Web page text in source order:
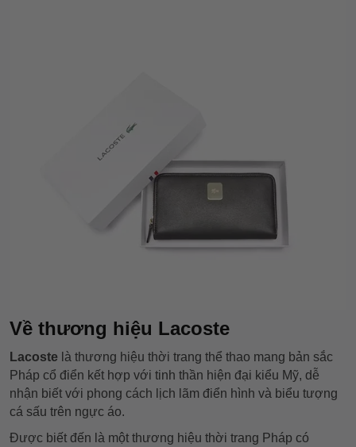
Về thương hiệu Lacoste
Lacoste là thương hiệu thời trang thể thao mang bản sắc
Pháp cổ điển kết hợp với tinh thần hiện đại kiểu Mỹ, dễ
nhận biết với phong cách lịch lãm điển hình và biểu tượng
cá sấu trên ngực áo.
Được biết đến là một thương hiệu thời trang Pháp có